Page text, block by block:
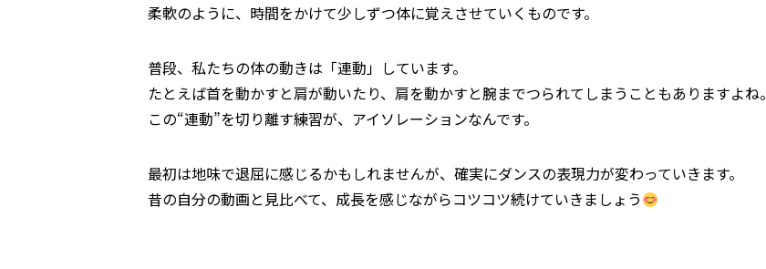
柔軟のように、時間をかけて少しずつ体に覚えさせていくものです。
普段、私たちの体の動きは「連動」しています。
たとえば首を動かすと肩が動いたり、肩を動かすと腕までつられてしまうこともありますよね。
この“連動”を切り離す練習が、アイソレーションなんです。
最初は地味で退屈に感じるかもしれませんが、確実にダンスの表現力が変わっていきます。
昔の自分の動画と見比べて、成長を感じながらコツコツ続けていきましょう